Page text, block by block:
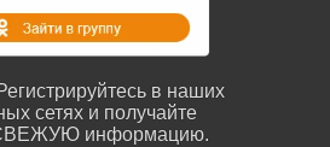
в наших
сетях и получайте
информацию.